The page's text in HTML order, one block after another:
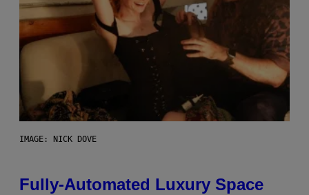
IMAGE: NICK DOVE
Fully-Automated Luxury Space